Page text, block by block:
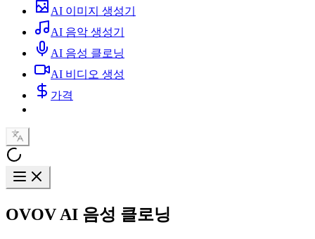
AI 이미지 생성기
AI 음악 생성기
AI 음성 클로닝
AI 비디오 생성
가격
OVOV AI 음성 클로닝